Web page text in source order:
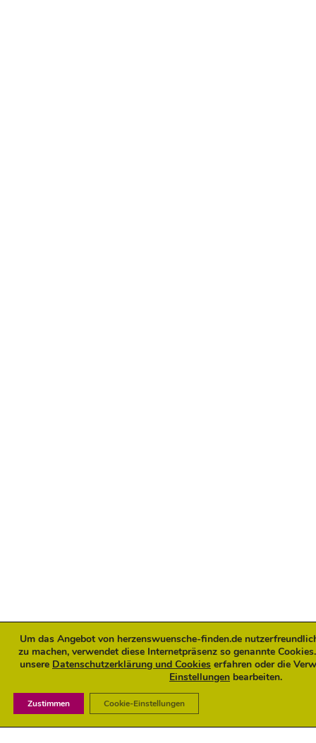
Um das Angebot von herzenswuensche-finden.de
zu machen, verwendet diese Internetpräsenz so genannte
unsere Datenschutzerklärung und Cookies erfahren oder die
Einstellungen bearbeiten.
Zustimmen Cookie-Einstellungen